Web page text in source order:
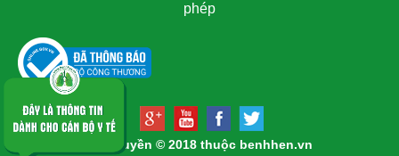
phép
Bản quyền © 2018 thuộc benhhen.vn